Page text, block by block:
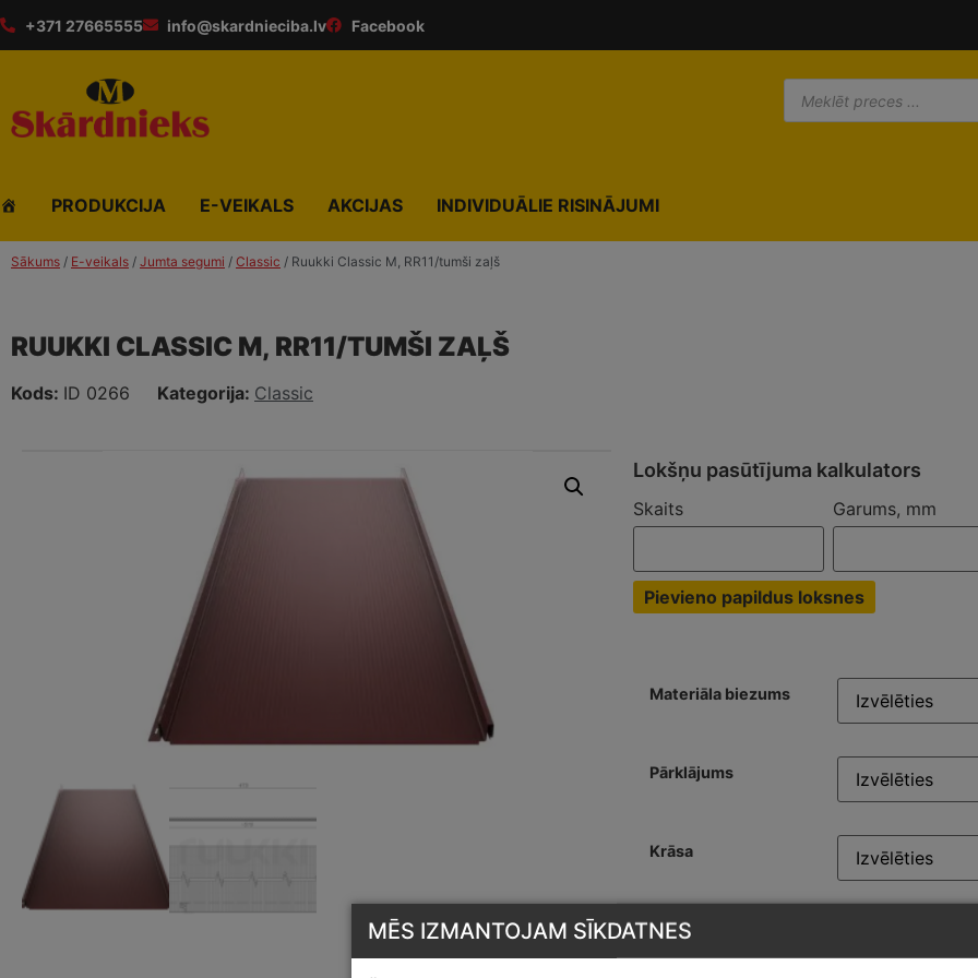
+371 27665555 info@skardnieciba.lv Facebook
PRODUKCIJA E-VEIKALS AKCIJAS INDIVIDUĀLIE RISINĀJUMI
Sākums / E-veikals / Jumta segumi / Classic / Ruukki Classic M, RR11/tumši zaļš
RUUKKI CLASSIC M, RR11/TUMŠI ZAĻŠ
Kods: ID 0266 Kategorija: Classic
Lokšņu pasūtījuma kalkulators
Skaits Garums, mm
Pievieno papildus loksnes
Materiāla biezums
Pārklājums
Krāsa
MĒS IZMANTOJAM SĪKDATNES